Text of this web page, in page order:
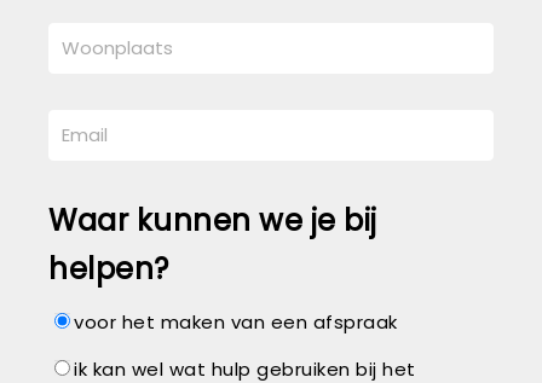
Waar kunnen we je bij
helpen?
voor het maken van een afspraak
ik kan wel wat hulp gebruiken bij het